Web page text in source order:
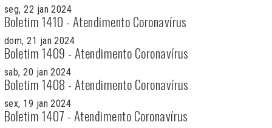
seg, 22 jan 2024
Boletim 1410 - Atendimento Coronavírus
dom, 21 jan 2024
Boletim 1409 - Atendimento Coronavírus
sab, 20 jan 2024
Boletim 1408 - Atendimento Coronavírus
sex, 19 jan 2024
Boletim 1407 - Atendimento Coronavírus